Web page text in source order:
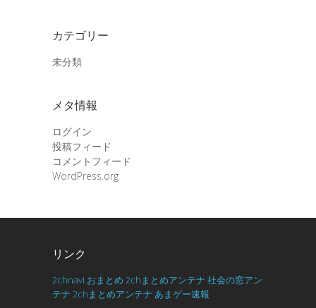
カテゴリー
未分類
メタ情報
ログイン
投稿フィード
コメントフィード
WordPress.org
リンク
2chnavi おまとめ 2chまとめアンテナ 社会の窓アン
テナ 2chまとめアンテナ あまゲー速報